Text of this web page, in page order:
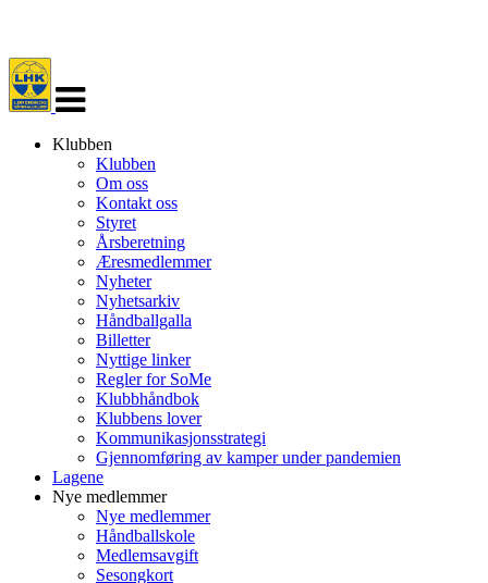
navigasjon
Klubben
Klubben
Om oss
Kontakt oss
Styret
Årsberetning
Æresmedlemmer
Nyheter
Nyhetsarkiv
Håndballgalla
Billetter
Nyttige linker
Regler for SoMe
Klubbhåndbok
Klubbens lover
Kommunikasjonsstrategi
Gjennomføring av kamper under pandemien
Lagene
Nye medlemmer
Nye medlemmer
Håndballskole
Medlemsavgift
Sesongkort